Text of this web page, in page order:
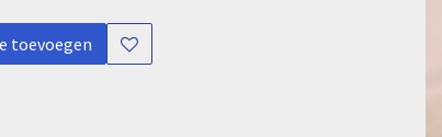
toevoegen